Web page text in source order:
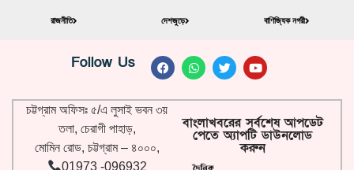
রাজনীতি দেশজুড়ে বাণিজ্যিক নগরী
Follow Us
চট্টগ্রাম অফিসঃ ৫/এ লুসাই ভবন ৩য়
তলা, চেরাগী পাহাড়,
মোমিন রোড, চট্টগ্রাম – ৪০০০,
01973 -096932
বাংলাখবরের সর্বশেষ আপডেট
পেতে অ্যাপটি ডাউনলোড
করুন